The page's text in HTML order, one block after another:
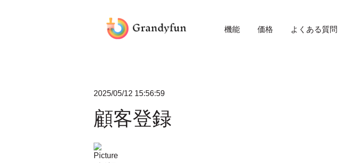
機能 価格 よくある質問
2025/05/12 15:56:59
顧客登録